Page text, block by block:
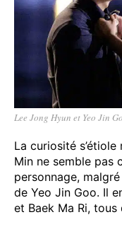
Lee Jong Hyun et Yeo Jin
La curiosité
Min ne semble pas
personnage,
de Yeo Jin Goo. Il
et Baek Ma Ri,